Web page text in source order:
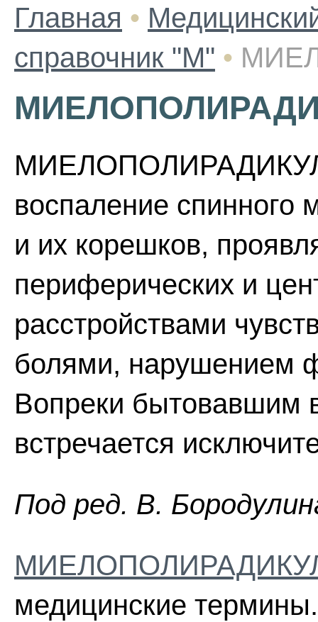
Главная •
справочник "М" •
воспаление спинного
и их корешков,
периферических и
расстройствами
болями, нарушением
Вопреки бытовавшим
встречается
Пoд peд. B.
медицинские